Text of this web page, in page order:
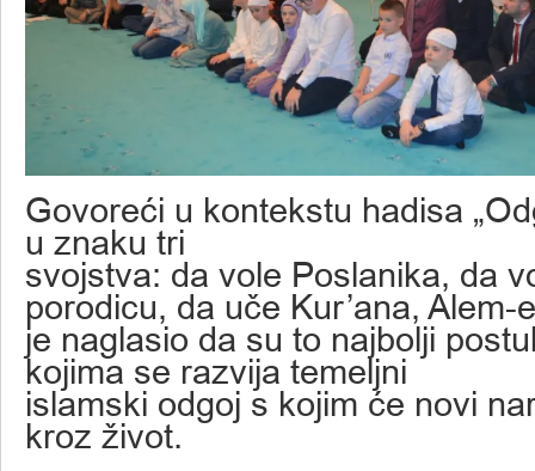
Govoreći u kontekstu hadisa
u znaku tri
svojstva: da vole Poslanika, da
porodicu, da uče Kur’ana, Alem-
je naglasio da su to najbolji
kojima se razvija temeljni
islamski odgoj s kojim će novi
kroz život.